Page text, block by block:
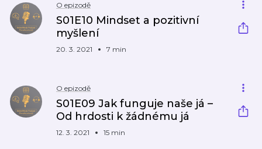
O epizodě
S01E10 Mindset a pozitivní
myšlení
20. 3. 2021 7 min
O epizodě
S01E09 Jak funguje naše já –
Od hrdosti k žádnému já
12. 3. 2021 15 min